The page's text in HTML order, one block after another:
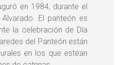
en 1984, durante el
El panteón es
la celebración de Día
del Panteón están
en los que estean